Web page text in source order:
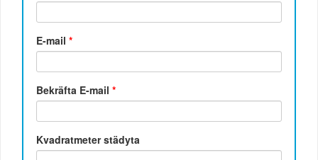
E-mail*
Bekräfta E-mail*
Kvadratmeter städyta